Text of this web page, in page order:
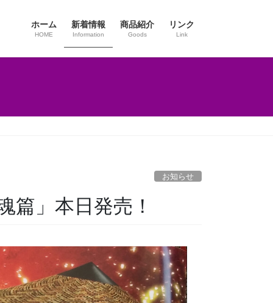
ホーム
HOME
新着情報
Information
商品紹介
Goods
リンク
Link
お知らせ
篇」本日発売！